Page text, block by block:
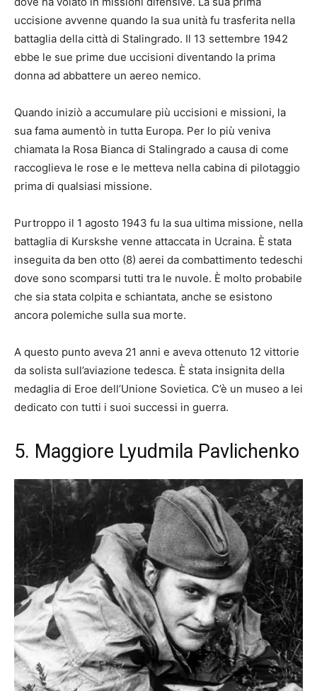
uccisione avvenne quando la sua unità fu trasferita nella
battaglia della città di Stalingrado. Il 13 settembre 1942
ebbe le sue prime due uccisioni diventando la prima
donna ad abbattere un aereo nemico.
Quando iniziò a accumulare più uccisioni e missioni, la
sua fama aumentò in tutta Europa. Per lo più veniva
chiamata la Rosa Bianca di Stalingrado a causa di come
raccoglieva le rose e le metteva nella cabina di pilotaggio
prima di qualsiasi missione.
Purtroppo il 1 agosto 1943 fu la sua ultima missione, nella
battaglia di Kurskshe venne attaccata in Ucraina. È stata
inseguita da ben otto (8) aerei da combattimento tedeschi
dove sono scomparsi tutti tra le nuvole. È molto probabile
che sia stata colpita e schiantata, anche se esistono
ancora polemiche sulla sua morte.
A questo punto aveva 21 anni e aveva ottenuto 12 vittorie
da solista sull’aviazione tedesca. È stata insignita della
medaglia di Eroe dell’Unione Sovietica. C’è un museo a lei
dedicato con tutti i suoi successi in guerra.
5. Maggiore Lyudmila Pavlichenko